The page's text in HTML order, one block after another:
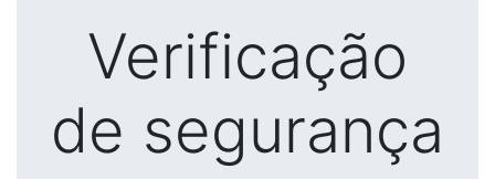
Verificação
de segurança